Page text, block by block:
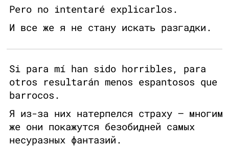
Pero no intentaré explicarlos.
И все же я не стану искать разгадки.
Si para mí han sido horribles, para
otros resultarán menos espantosos que
barrocos.
Я из-за них натерпелся страху — многим
же они покажутся безобидней самых
несуразных фантазий.